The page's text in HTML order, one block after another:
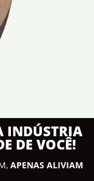
INDÚSTRIA
DE VOCÊ!
APENAS ALIVIAM